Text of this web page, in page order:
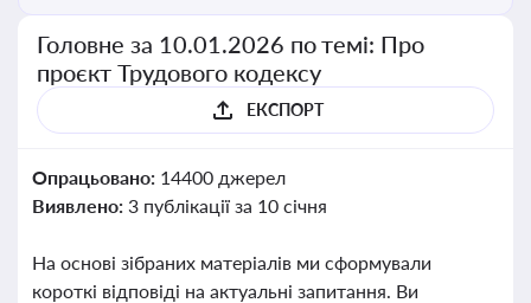
Головне за 10.01.2026 по темі: Про
проєкт Трудового кодексу
ЕКСПОРТ
Опрацьовано: 14400 джерел
Виявлено: 3 публікації за 10 січня
На основі зібраних матеріалів ми сформували
короткі відповіді на актуальні запитання. Ви